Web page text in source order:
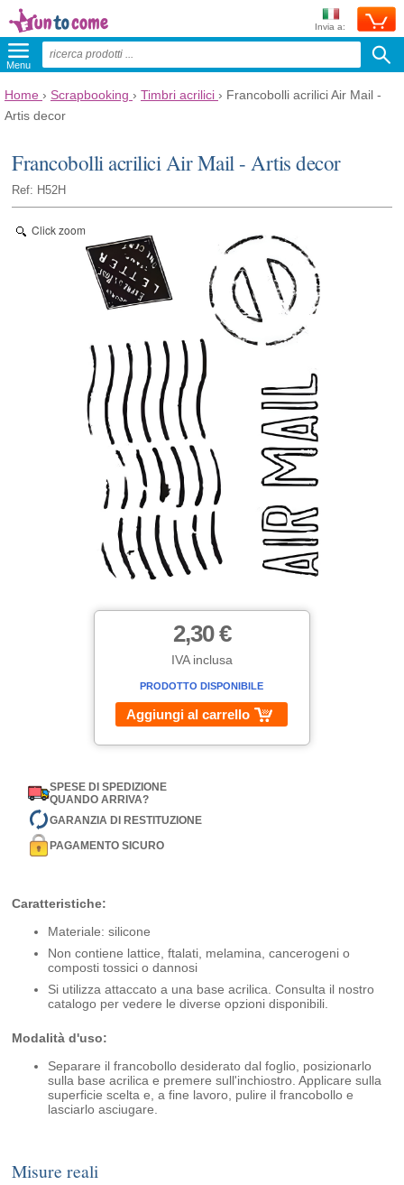
Invia a:
Menu
Home › Scrapbooking › Timbri acrilici › Francobolli acrilici Air Mail -
Artis decor
Francobolli acrilici Air Mail - Artis decor
Ref: H52H
Click zoom
2,30 €
IVA inclusa
PRODOTTO DISPONIBILE
Aggiungi al carrello
SPESE DI SPEDIZIONE
QUANDO ARRIVA?
GARANZIA DI RESTITUZIONE
PAGAMENTO SICURO
Caratteristiche:
Materiale: silicone
Non contiene lattice, ftalati, melamina, cancerogeni o
composti tossici o dannosi
Si utilizza attaccato a una base acrilica. Consulta il nostro
catalogo per vedere le diverse opzioni disponibili.
Modalità d'uso:
Separare il francobollo desiderato dal foglio, posizionarlo
sulla base acrilica e premere sull'inchiostro. Applicare sulla
superficie scelta e, a fine lavoro, pulire il francobollo e
lasciarlo asciugare.
Misure reali